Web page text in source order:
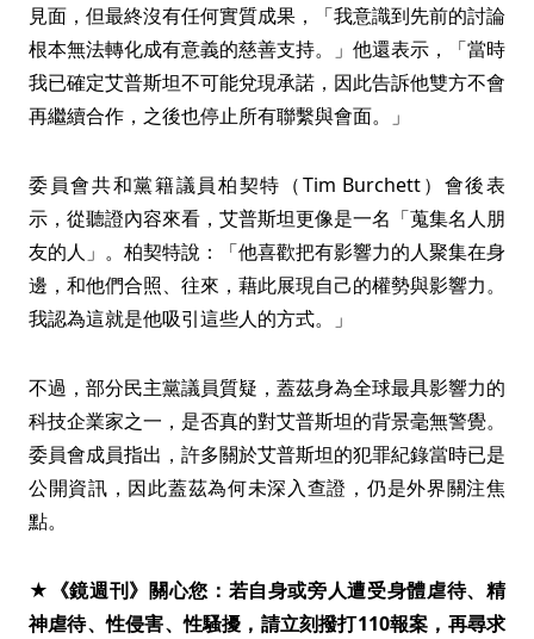
見面，但最終沒有任何實質成果，「我意識到先前的討論
根本無法轉化成有意義的慈善支持。」他還表示，「當時
我已確定艾普斯坦不可能兌現承諾，因此告訴他雙方不會
再繼續合作，之後也停止所有聯繫與會面。」
委員會共和黨籍議員柏契特（Tim Burchett）會後表
示，從聽證內容來看，艾普斯坦更像是一名「蒐集名人朋
友的人」。柏契特說：「他喜歡把有影響力的人聚集在身
邊，和他們合照、往來，藉此展現自己的權勢與影響力。
我認為這就是他吸引這些人的方式。」
不過，部分民主黨議員質疑，蓋茲身為全球最具影響力的
科技企業家之一，是否真的對艾普斯坦的背景毫無警覺。
委員會成員指出，許多關於艾普斯坦的犯罪紀錄當時已是
公開資訊，因此蓋茲為何未深入查證，仍是外界關注焦
點。
★《鏡週刊》關心您：若自身或旁人遭受身體虐待、精
神虐待、性侵害、性騷擾，請立刻撥打110報案，再尋求